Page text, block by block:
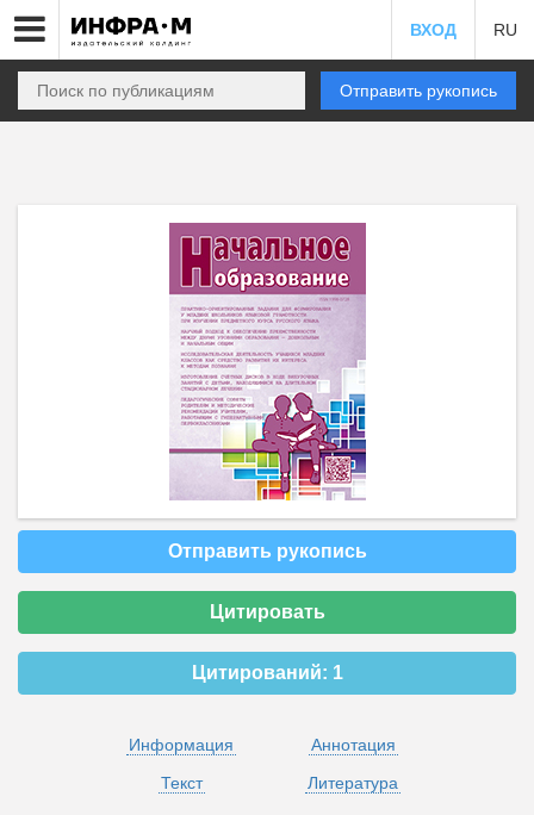
ВХОД RU
Отправить рукопись
Отправить рукопись
Цитировать
Цитирований: 1
Информация
Аннотация
Текст
Литература